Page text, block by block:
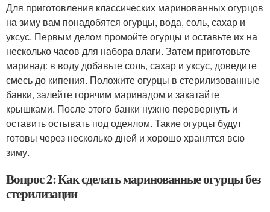
Для приготовления классических маринованных огурцов
на зиму вам понадобятся огурцы, вода, соль, сахар и
уксус. Первым делом промойте огурцы и оставьте их на
несколько часов для набора влаги. Затем приготовьте
маринад: в воду добавьте соль, сахар и уксус, доведите
смесь до кипения. Положите огурцы в стерилизованные
банки, залейте горячим маринадом и закатайте
крышками. После этого банки нужно перевернуть и
оставить остывать под одеялом. Такие огурцы будут
готовы через несколько дней и хорошо хранятся всю
зиму.
Вопрос 2: Как сделать маринованные огурцы без
стерилизации